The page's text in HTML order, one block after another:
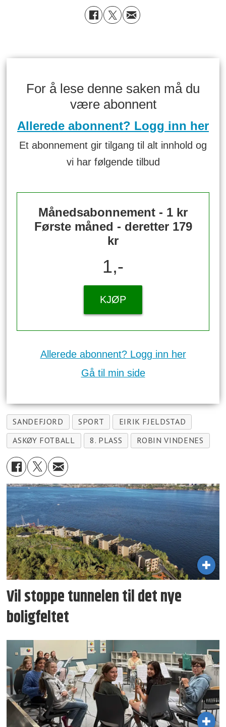
For å lese denne saken må du
være abonnent
Allerede abonnent? Logg inn her
Et abonnement gir tilgang til alt innhold og
vi har følgende tilbud
Månedsabonnement - 1 kr
Første måned - deretter 179
kr
1,-
KJØP
Allerede abonnent? Logg inn her
Gå til min side
SANDEFJORD SPORT
EIRIK FJELDSTAD
ASKØY FOTBALL
8. PLASS ROBIN VINDENES
Vil stoppe tunnelen til det nye
boligfeltet